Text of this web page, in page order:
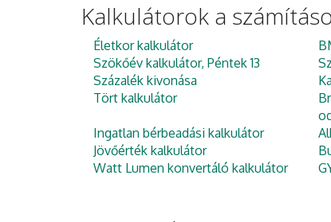
Kalkulátorok a
Életkor kalkulátor
Szökőév kalkulátor, Péntek 13
Százalék kivonása
Tört kalkulátor
Ingatlan bérbeadási kalkulátor
Jövőérték kalkulátor
Watt Lumen konvertáló kalkulátor